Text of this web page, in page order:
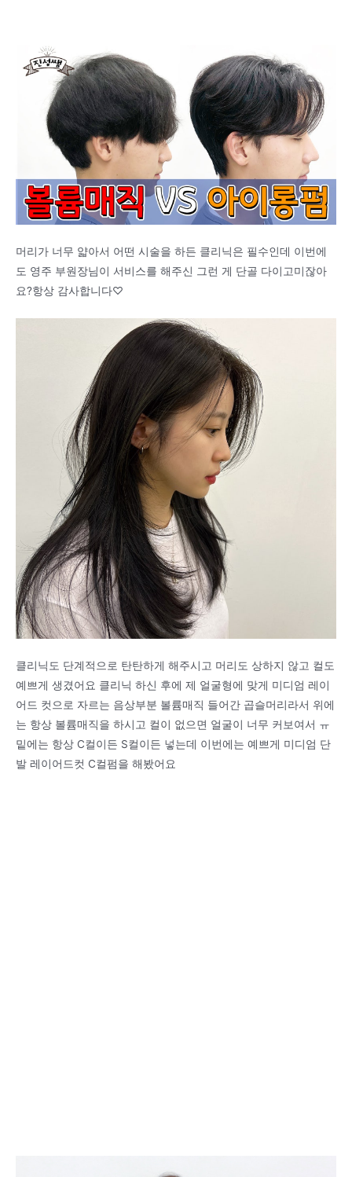
머리가 너무 얇아서 어떤 시술을 하든 클리닉은 필수인데 이번에
도 영주 부원장님이 서비스를 해주신 그런 게 단골 다이고미잖아
요?항상 감사합니다♡
클리닉도 단계적으로 탄탄하게 해주시고 머리도 상하지 않고 컬도
예쁘게 생겼어요 클리닉 하신 후에 제 얼굴형에 맞게 미디엄 레이
어드 컷으로 자르는 음상부분 볼륨매직 들어간 곱슬머리라서 위에
는 항상 볼륨매직을 하시고 컬이 없으면 얼굴이 너무 커보여서 ㅠ
밑에는 항상 C컬이든 S컬이든 넣는데 이번에는 예쁘게 미디엄 단
발 레이어드컷 C컬펌을 해봤어요